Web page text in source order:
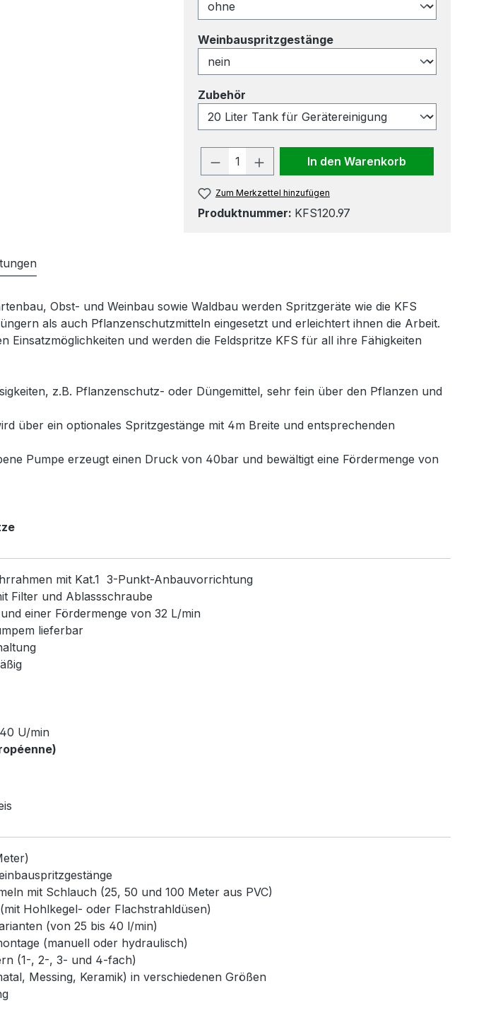
Weinbauspritzgestängeauswählen
Zubehörauswählen
Produkt Anzahl: Gib den
In den Warenkorb
Zum Merkzettel hinzufügen
Produktnummer: KFS120.97
Obst- und Weinbau sowie Waldbau werden Spritzgeräte wie die KFS
als auch Pflanzenschutzmitteln eingesetzt und erleichtert ihnen die Arbeit.
Einsatzmöglichkeiten und werden die Feldspritze KFS für all ihre Fähigkeiten
z.B. Pflanzenschutz- oder Düngemittel, sehr fein über den Pflanzen und
über ein optionales Spritzgestänge mit 4m Breite und entsprechenden
Pumpe erzeugt einen Druck von 40bar und bewältigt eine Fördermenge von
mit Kat.1 3-Punkt-Anbauvorrichtung
Filter und Ablassschraube
einer Fördermenge von 32 L/min
lieferbar
U/min
mit Schlauch (25, 50 und 100 Meter aus PVC)
Hohlkegel- oder Flachstrahldüsen)
(von 25 bis 40 l/min)
(manuell oder hydraulisch)
(1-, 2-, 3- und 4-fach)
Messing, Keramik) in verschiedenen Größen